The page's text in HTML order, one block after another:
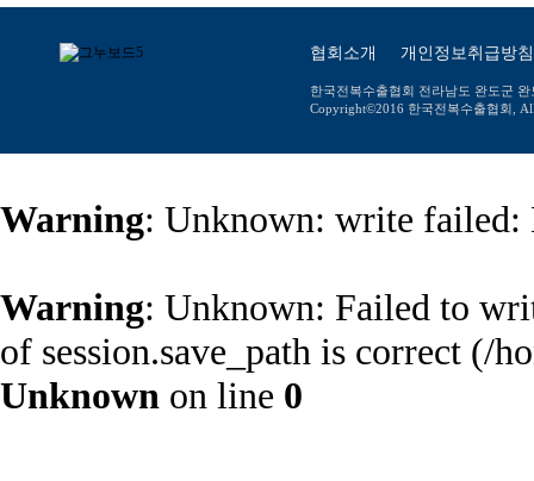
협회소개 개인정보취급방침
한국전복수출협회 전라남도 완도군
Copyright©2016 한국전복수출협회,
Warning: Unknown: write failed:
Warning: Unknown: Failed to
of session.save_path is correct (/
Unknown on line 0